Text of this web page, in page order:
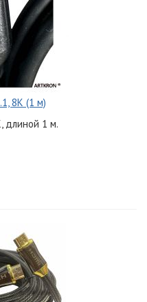
8K (1 м)
длиной 1 м.